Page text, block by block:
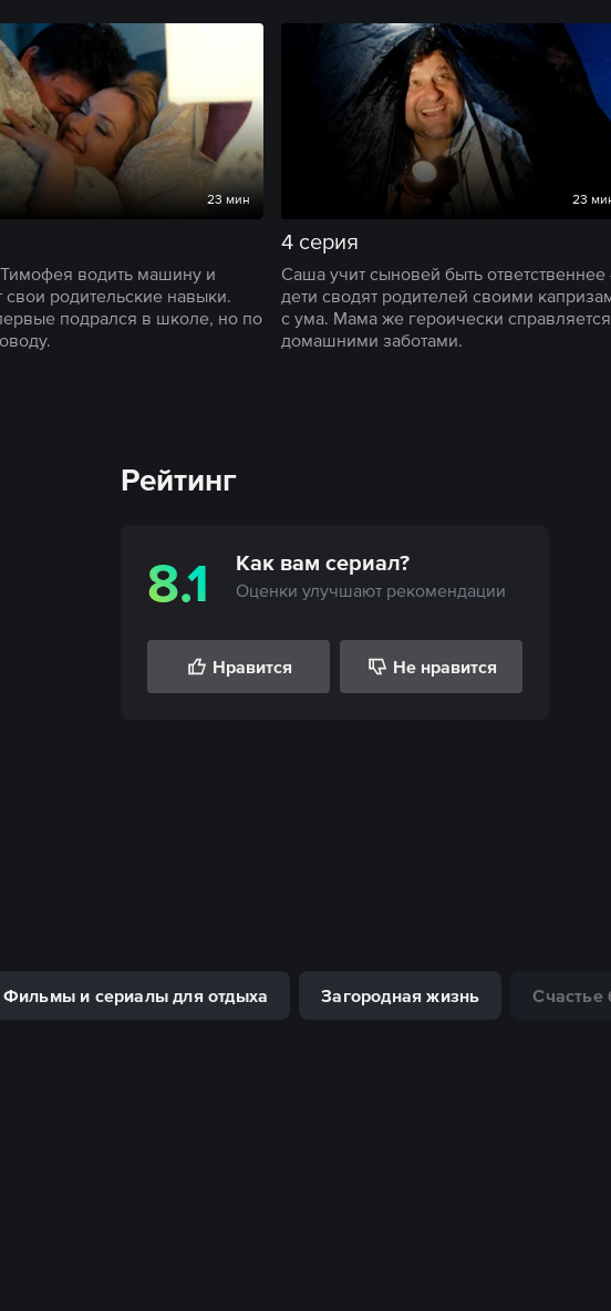
23 мин
водить машину и
свои родительские навыки.
подрался в школе, но по
23
4 серия
Саша учит сыновей быть
дети сводят родителей своими
с ума. Мама же героически
домашними заботами.
Рейтинг
8.1 Как вам сериал?
Оценки улучшают рекомендации
Нравится Не нравится
Фильмы и сериалы для отдыха Загородная жизнь Счастье